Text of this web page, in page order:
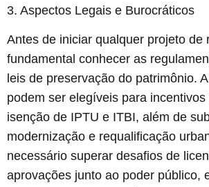
3. Aspectos Legais e Burocráticos
Antes de iniciar qualquer projeto de
fundamental conhecer as
leis de preservação do patrimônio.
podem ser elegíveis para
isenção de IPTU e ITBI, além de
modernização e requalificação
necessário superar desafios de
aprovações junto ao poder público,